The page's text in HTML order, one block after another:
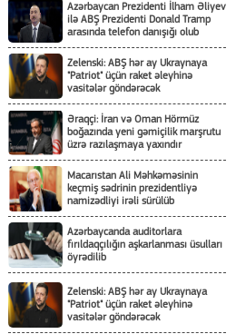
Azərbaycan Prezidenti İlham Əliyev
ilə ABŞ Prezidenti Donald Tramp
arasında telefon danışığı olub
Zelenski: ABŞ hər ay Ukraynaya
"Patriot" üçün raket əleyhinə
vasitələr göndərəcək
Əraqçi: İran və Oman Hörmüz
boğazında yeni gəmiçilik marşrutu
üzrə razılaşmaya yaxındır
Macarıstan Ali Məhkəməsinin
keçmiş sədrinin prezidentliyə
namizədliyi irəli sürülüb
Azərbaycanda auditorlara
fırıldaqçılığın aşkarlanması üsulları
öyrədilib
Zelenski: ABŞ hər ay Ukraynaya
"Patriot" üçün raket əleyhinə
vasitələr göndərəcək